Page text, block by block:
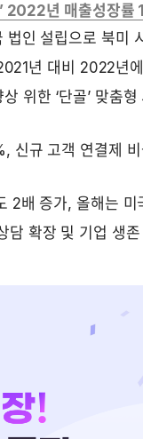
2022년 매출성장
인 설립으로 북미
년 대비 2022년
위한 ‘단골’ 맞춤
신규 고객 연결제
2배 증가, 올해는
담 확장 및 기업 생